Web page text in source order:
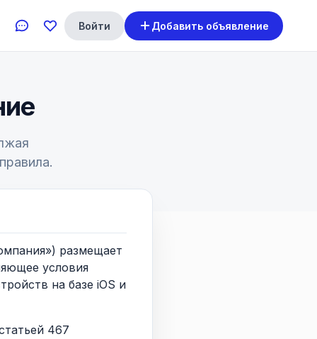
Войти Добавить объявление
размещает
условия
на базе iOS и
467